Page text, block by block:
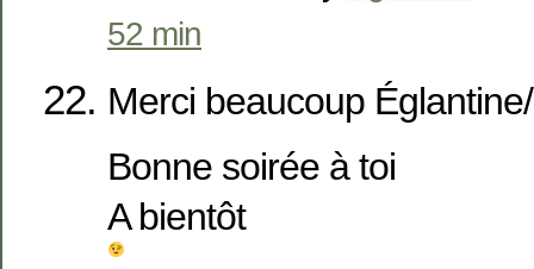
52 min
Merci beaucoup
Bonne soirée à toi
A bientôt